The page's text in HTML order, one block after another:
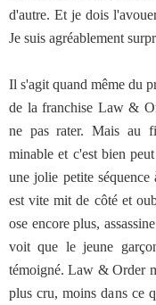
d'autre. Et je dois
Je suis agréablement
Il s'agit quand même du
de la franchise Law &
ne pas rater. Mais au
minable et c'est bien
une jolie petite
est vite mit de côté et
ose encore plus,
voit que le jeune
témoigné. Law & Order
plus cru, moins dans ce